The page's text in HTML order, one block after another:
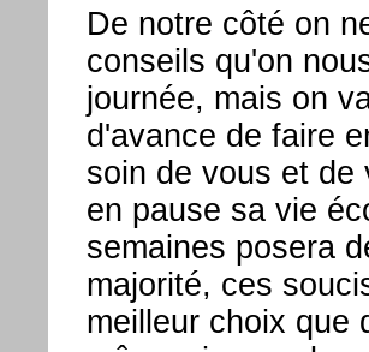
De notre côté on
conseils qu'on
journée, mais on
d'avance de faire
soin de vous et de
en pause sa vie
semaines posera
majorité, ces
meilleur choix que